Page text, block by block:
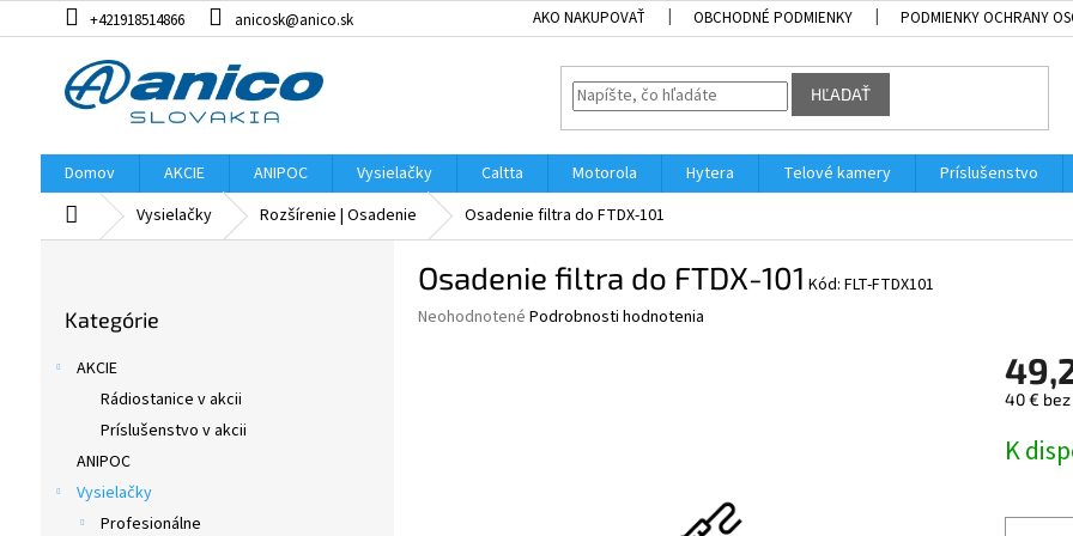
na
+421918514866 anicosk@anico.sk AKO NAKUPOVAŤ OBCHODNÉ PODMIENKY PODMIENKY OCHRANY
HĽADAŤ
Domov AKCIE ANIPOC Vysielačky Caltta Motorola Hytera Telové kamery Príslušenstvo
DomovVysielačky Rozšírenie | Osadenie Osadenie filtra do FTDX-101
kategórie
Kategórie
AKCIE
Rádiostanice v akcii
Príslušenstvo v akcii
ANIPOC
Vysielačky
Profesionálne
Osadenie filtra do FTDX-101 Kód: FLT-FTDX101
Priemerné
Neohodnotené Podrobnosti hodnotenia
40 € bez
cena:
K